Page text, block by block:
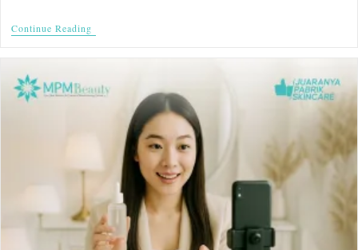
Continue Reading